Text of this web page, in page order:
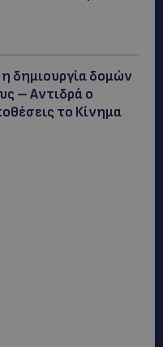
η δημιουργία δομών
– Αντιδρά ο
το Κίνημα